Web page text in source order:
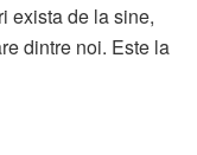
exista de la sine,
dintre noi. Este la